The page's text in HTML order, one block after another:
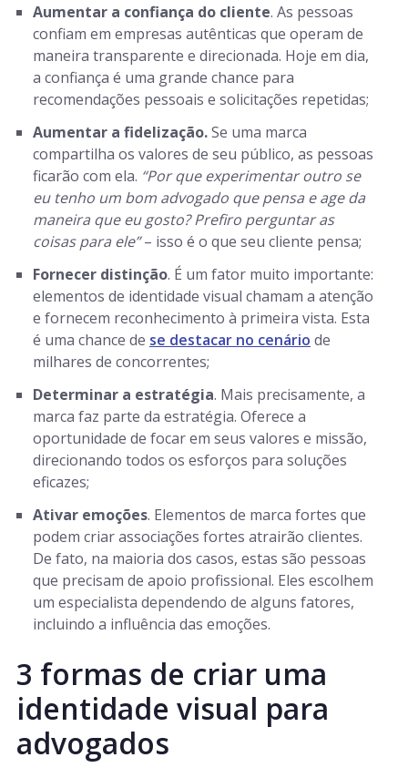
Aumentar a confiança do cliente. As pessoas
confiam em empresas autênticas que operam de
maneira transparente e direcionada. Hoje em dia,
a confiança é uma grande chance para
recomendações pessoais e solicitações repetidas;
Aumentar a fidelização.Se uma marca
compartilha os valores de seu público, as pessoas
ficarão com ela. “Por que experimentar outro se
eu tenho um bom advogado que pensa e age da
maneira que eu gosto? Prefiro perguntar as
coisas para ele”– isso é o que seu cliente pensa;
Fornecer distinção. É um fator muito importante:
elementos de identidade visual chamam a atenção
e fornecem reconhecimento à primeira vista. Esta
é uma chance de se destacar no cenário de
milhares de concorrentes;
Determinar a estratégia. Mais precisamente, a
marca faz parte da estratégia. Oferece a
oportunidade de focar em seus valores e missão,
direcionando todos os esforços para soluções
eficazes;
Ativar emoções. Elementos de marca fortes que
podem criar associações fortes atrairão clientes.
De fato, na maioria dos casos, estas são pessoas
que precisam de apoio profissional. Eles escolhem
um especialista dependendo de alguns fatores,
incluindo a influência das emoções.
3 formas de criar uma
identidade visual para
advogados